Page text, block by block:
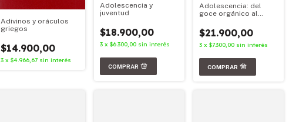
Adivinos y oráculos
griegos
$14.900,00
3 x $4.966,67 sin interés
Adolescencia y
juventud
$18.900,00
3 x $6.300,00 sin interés
Adolescencia: del
goce orgánico al
$21.900,00
3 x $7.300,00 sin interés